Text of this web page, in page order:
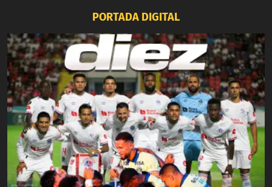
PORTADA DIGITAL